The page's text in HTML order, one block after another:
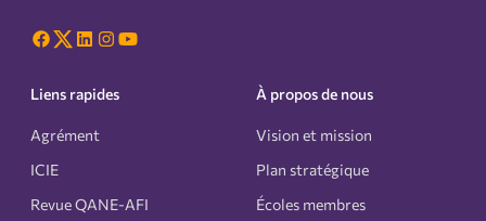
Liens rapides
Agrément
ICIE
Revue QANE-AFI
À propos de nous
Vision et mission
Plan stratégique
Écoles membres